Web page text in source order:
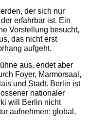
der sich nur
erfahrbar ist. Ein
Vorstellung besucht,
das nicht erst
aufgeht.
aus, endet aber
Foyer, Marmorsaal,
und Stadt. Berlin ist
nationaler
will Berlin nicht
aufnehmen: global,